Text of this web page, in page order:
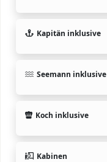
Kapitän inklusive
Seemann inklusive
Koch inklusive
Kabinen